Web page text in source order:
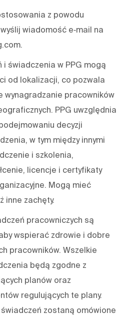
z powodu
wiadomość e‑mail na
i świadczenia w PPG mogą
od lokalizacji, co pozwala
wynagradzanie pracowników
PPG uwzględnia
decyzji
w tym między innymi
i szkolenia,
licencje i certyfikaty
Mogą mieć
inne zachęty.
pracowniczych są
wspierać zdrowie i dobre
pracowników. Wszelkie
będą zgodne z
planów oraz
regulujących te plany.
zostaną omówione